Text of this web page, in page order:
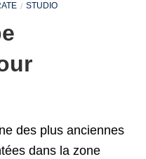
STUDIO
des plus anciennes
dans la zone